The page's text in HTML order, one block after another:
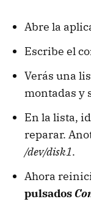
Abre la
Escribe el
Verás una
montadas y
En la lista,
reparar.
/dev/disk1.
Ahora
pulsados